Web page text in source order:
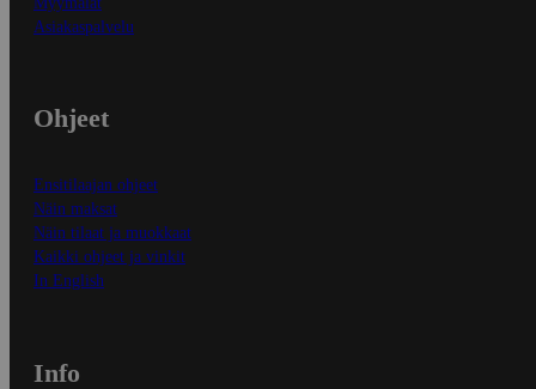
Asiakaspalvelu
Ohjeet
Ensitilaajan ohjeet
Näin maksat
Näin tilaat ja muokkaat
Kaikki ohjeet ja vinkit
In English
Info